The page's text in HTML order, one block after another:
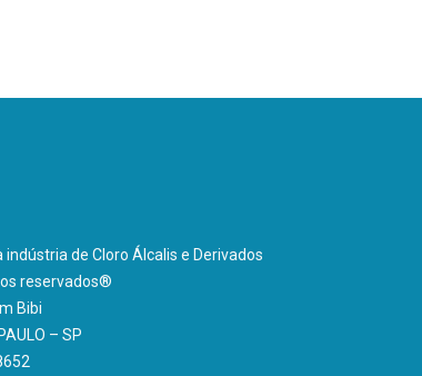
de Cloro Álcalis e Derivados
reservados®
Bibi
– SP